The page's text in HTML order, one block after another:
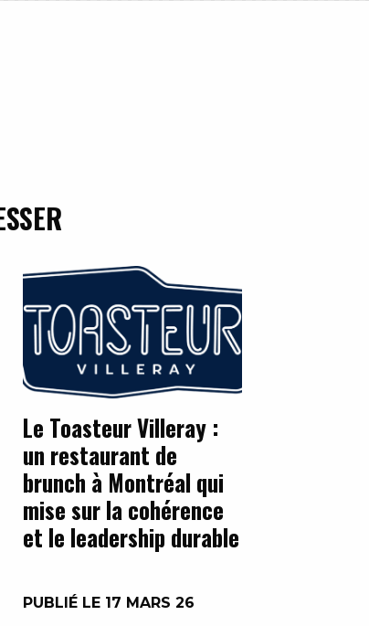
Le Toasteur Villeray :
un restaurant de
brunch à Montréal qui
mise sur la cohérence
et le leadership durable
PUBLIÉ LE 17 MARS 26